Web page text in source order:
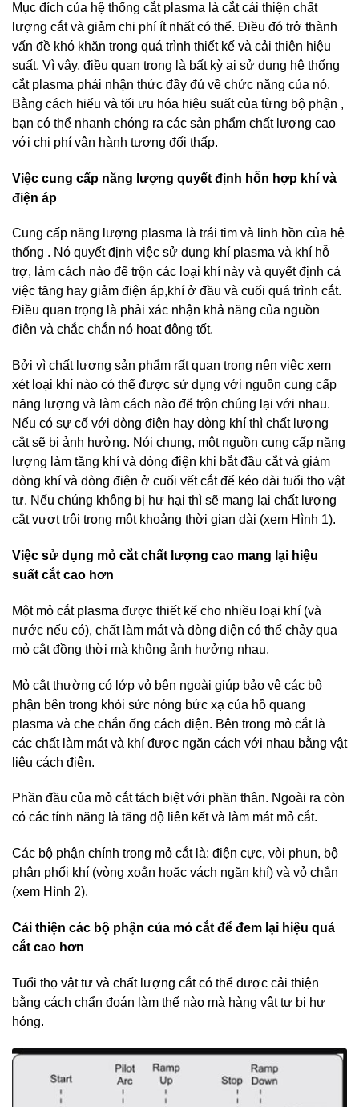
Mục đích của hệ thống cắt plasma là cắt cải thiện chất
lượng cắt và giảm chi phí ít nhất có thể. Điều đó trở thành
vấn đề khó khăn trong quá trình thiết kế và cải thiện hiệu
suất. Vì vậy, điều quan trọng là bất kỳ ai sử dụng hệ thống
cắt plasma phải nhận thức đầy đủ về chức năng của nó.
Bằng cách hiểu và tối ưu hóa hiệu suất của từng bộ phận ,
bạn có thể nhanh chóng ra các sản phẩm chất lượng cao
với chi phí vận hành tương đối thấp.
Việc cung cấp năng lượng quyết định hỗn hợp khí và
điện áp
Cung cấp năng lượng plasma là trái tim và linh hồn của hệ
thống . Nó quyết định việc sử dụng khí plasma và khí hỗ
trợ, làm cách nào để trộn các loại khí này và quyết định cả
việc tăng hay giảm điện áp,khí ở đầu và cuối quá trình cắt.
Điều quan trọng là phải xác nhận khả năng của nguồn
điện và chắc chắn nó hoạt động tốt.
Bởi vì chất lượng sản phẩm rất quan trọng nên việc xem
xét loại khí nào có thể được sử dụng với nguồn cung cấp
năng lượng và làm cách nào để trộn chúng lại với nhau.
Nếu có sự cố với dòng điện hay dòng khí thì chất lượng
cắt sẽ bị ảnh hưởng. Nói chung, một nguồn cung cấp năng
lượng làm tăng khí và dòng điện khi bắt đầu cắt và giảm
dòng khí và dòng điện ở cuối vết cắt để kéo dài tuổi thọ vật
tư. Nếu chúng không bị hư hại thì sẽ mang lại chất lượng
cắt vượt trội trong một khoảng thời gian dài (xem Hình 1).
Việc sử dụng mỏ cắt chất lượng cao mang lại hiệu
suất cắt cao hơn
Một mỏ cắt plasma được thiết kế cho nhiều loại khí (và
nước nếu có), chất làm mát và dòng điện có thể chảy qua
mỏ cắt đồng thời mà không ảnh hưởng nhau.
Mỏ cắt thường có lớp vỏ bên ngoài giúp bảo vệ các bộ
phận bên trong khỏi sức nóng bức xạ của hồ quang
plasma và che chắn ống cách điện. Bên trong mỏ cắt là
các chất làm mát và khí được ngăn cách với nhau bằng vật
liệu cách điện.
Phần đầu của mỏ cắt tách biệt với phần thân. Ngoài ra còn
có các tính năng là tăng độ liên kết và làm mát mỏ cắt.
Các bộ phận chính trong mỏ cắt là: điện cực, vòi phun, bộ
phân phối khí (vòng xoắn hoặc vách ngăn khí) và vỏ chắn
(xem Hình 2).
Cải thiện các bộ phận của mỏ cắt để đem lại hiệu quả
cắt cao hơn
Tuổi thọ vật tư và chất lượng cắt có thể được cải thiện
bằng cách chẩn đoán làm thế nào mà hàng vật tư bị hư
hỏng.